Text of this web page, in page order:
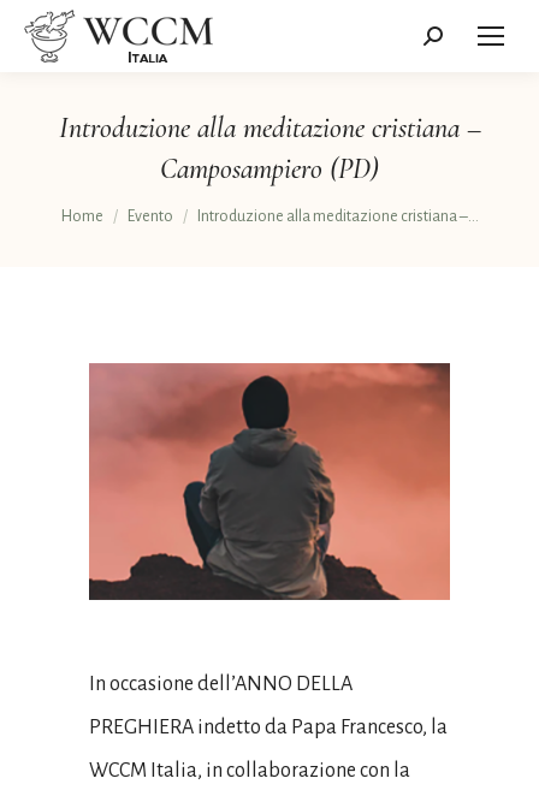
Cerca:
Introduzione alla meditazione cristiana –
Camposampiero (PD)
Tu sei qui:
Home Evento Introduzione alla meditazione cristiana –…
In occasione dell’ANNO DELLA
PREGHIERA indetto da Papa Francesco, la
WCCM Italia, in collaborazione con la